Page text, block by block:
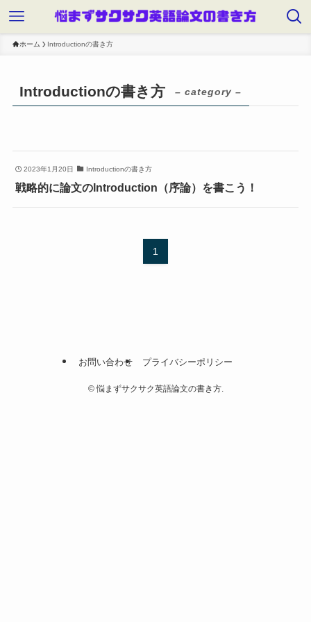
ホーム Introductionの書き方
Introductionの書き方 – category –
2023年1月20日 Introductionの書き方
戦略的に論文のIntroduction（序論）を書こう！
1
お問い合わせ プライバシーポリシー
©悩まずサクサク英語論文の書き方.